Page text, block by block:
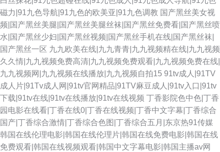
磁力|91九色导航|91九色的欧美亚|91九色调教 国产黑丝美女视
频|国产黑丝美腿|国产黑丝美腿丝袜|国产黑丝免费看|国产黑丝喷
水|国产黑丝少妇|国产黑丝视频|国产黑丝手机在线|国产黑丝袜|
国产黑丝一区 九九欧美在线|九九青青|九九视频精在线|九九视频
久久情|九九视频免费高清|九九视频免费观看|九九视频免费在线|
九九视频网|九九视频在线播放|九九视频自拍15 91tv成人|91TV
成人片|91Tv成人网|91tv官网精品|91TV麻豆成人|91tv入口|91tv
下载|91tv在线|91tv在线播放|91tv在线视频 丁香影院色中色|丁香
园电影在线看|丁香在线0|丁香在线视频|丁香中文字幕|丁香综合
国产|丁香综合激情|丁香综合色图|丁香综合五月|东京热91传媒
韩国在线伦理电影|韩国在线伦理片|韩国在线免费电影|韩国在线
免费观看|韩国在线视频观看|韩国中文字幕电影|韩国主播av网